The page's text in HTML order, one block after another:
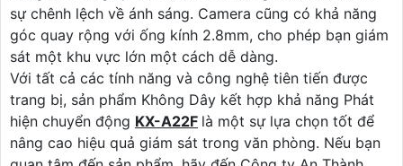
sự chênh lệch về ánh sáng. Camera cũng có khả năng
góc quay rộng với ống kính 2.8mm, cho phép bạn giám
sát một khu vực lớn một cách dễ dàng.
Với tất cả các tính năng và công nghệ tiên tiến được
trang bị, sản phẩm Không Dây kết hợp khả năng Phát
hiện chuyển động KX-A22F là một sự lựa chọn tốt để
nâng cao hiệu quả giám sát trong văn phòng. Nếu bạn